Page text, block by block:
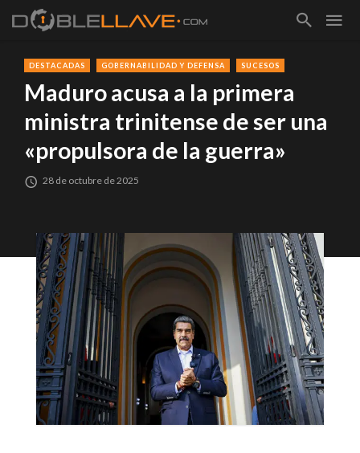
DESTACADAS GOBERNABILIDAD Y DEFENSA SUCESOS
Maduro acusa a la primera
ministra trinitense de ser una
«propulsora de la guerra»
28 de octubre de 2025